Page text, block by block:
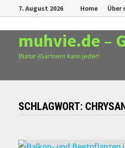
Zurück
zum
Inhalt
7. August 2026 Home Über
muhvie.de –
(Natur-)Gärtnern kann jeder!
SCHLAGWORT: